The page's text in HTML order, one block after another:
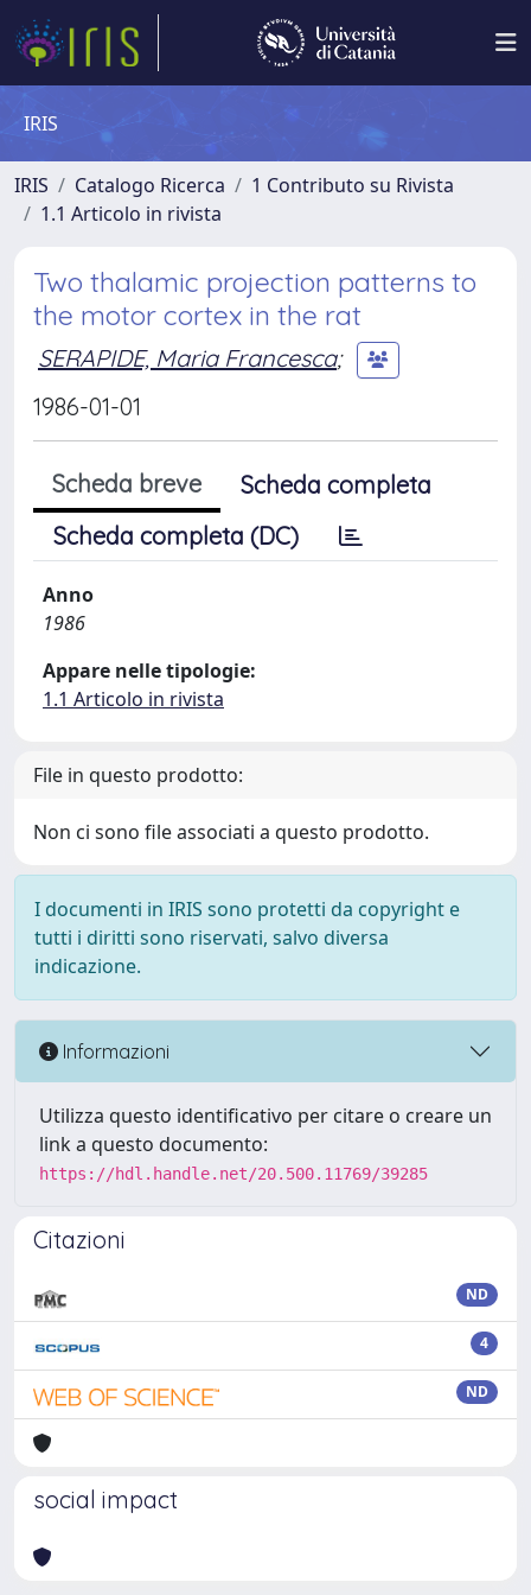
IRIS
IRIS Catalogo Ricerca
1 Contributo su Rivista
1.1 Articolo in rivista
Two thalamic projection patterns to
the motor cortex in the rat
SERAPIDE, Maria Francesca;
1986-01-01
Scheda breve
Scheda completa
Scheda completa (DC)
Anno
1986
Appare nelle tipologie:
1.1 Articolo in rivista
File in questo prodotto:
Non ci sono file associati a questo prodotto.
I documenti in IRIS sono protetti da copyright e
tutti i diritti sono riservati, salvo diversa
indicazione.
Informazioni
Utilizza questo identificativo per citare o creare un
link a questo documento:
https://hdl.handle.net/20.500.11769/39285
Citazioni
ND
4
ND
social impact